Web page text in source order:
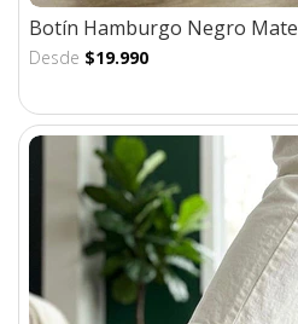
Botín Hamburgo Negro Mate
Desde $19.990